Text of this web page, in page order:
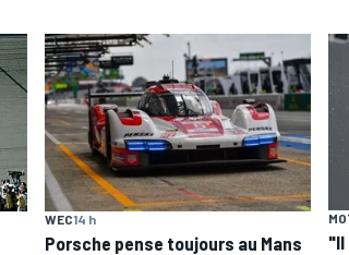
WEC14 h
Porsche pense toujours au Mans
"Il